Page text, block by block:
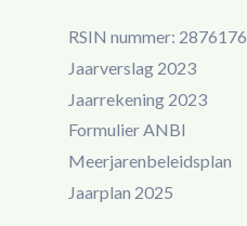
RSIN nummer: 2876176
Jaarverslag 2023
Jaarrekening 2023
Formulier ANBI
Meerjarenbeleidsplan
Jaarplan 2025